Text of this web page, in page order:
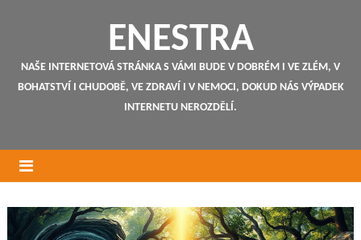
ENESTRA
NAŠE INTERNETOVÁ STRÁNKA S VÁMI BUDE V DOBRÉM I VE ZLÉM, V
BOHATSTVÍ I CHUDOBĚ, VE ZDRAVÍ I V NEMOCI, DOKUD NÁS VÝPADEK
INTERNETU NEROZDĚLÍ.